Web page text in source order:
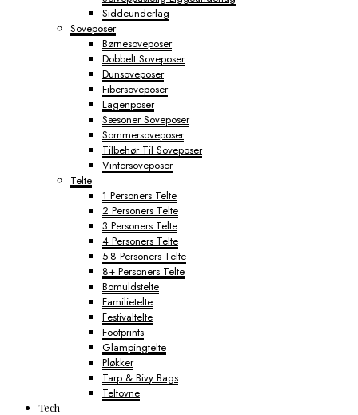
Siddeunderlag
Soveposer
Børnesoveposer
Dobbelt Soveposer
Dunsoveposer
Fibersoveposer
Lagenposer
Sæsoner Soveposer
Sommersoveposer
Tilbehør Til Soveposer
Vintersoveposer
Telte
1 Personers Telte
2 Personers Telte
3 Personers Telte
4 Personers Telte
5-8 Personers Telte
8+ Personers Telte
Bomuldstelte
Familietelte
Festivaltelte
Footprints
Glampingtelte
Pløkker
Tarp & Bivy Bags
Teltovne
Tech